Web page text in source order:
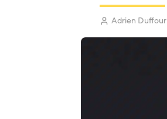
Adrien Duffour